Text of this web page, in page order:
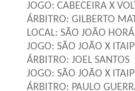
JOGO: CABECEIRA X
ÁRBITRO: GILBERTO
LOCAL: SÃO JOÃO
JOGO: SÃO JOÃO X
ÁRBITRO: JOEL SANTOS
JOGO: SÃO JOÃO X
ÁRBITRO: PAULO